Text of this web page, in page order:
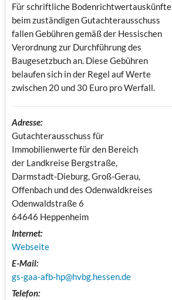
Für schriftliche Bodenrichtwertauskünfte
beim zuständigen Gutachterausschuss
fallen Gebühren gemäß der Hessischen
Verordnung zur Durchführung des
Baugesetzbuch an. Diese Gebühren
belaufen sich in der Regel auf Werte
zwischen 20 und 30 Euro pro Werfall.
Adresse:
Gutachterausschuss für
Immobilienwerte für den Bereich
der Landkreise Bergstraße,
Darmstadt-Dieburg, Groß-Gerau,
Offenbach und des Odenwaldkreises
Odenwaldstraße 6
64646 Heppenheim
Internet:
Webseite
E-Mail:
gs-gaa-afb-hp@hvbg.hessen.de
Telefon: